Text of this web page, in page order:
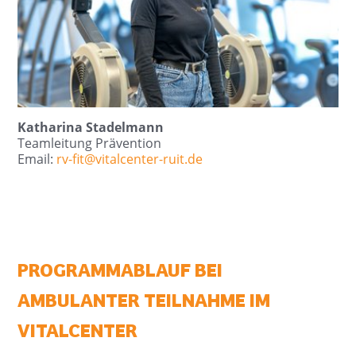
Katharina Stadelmann
Teamleitung Prävention
Email: rv-fit@vitalcenter-ruit.de
PROGRAMMABLAUF BEI
AMBULANTER TEILNAHME IM
VITALCENTER